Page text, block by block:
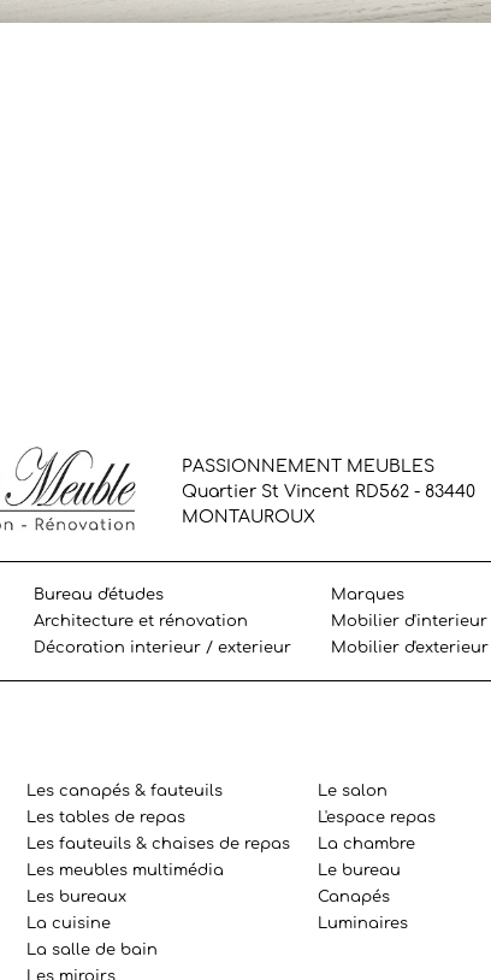
PASSIONNEMENT MEUBLES
Quartier St Vincent RD562 - 83440
MONTAUROUX
Bureau d'études
Architecture et rénovation
Décoration interieur / exterieur
Marques
Mobilier d'interieur
Mobilier d'exterieur
Les canapés & fauteuils
Les tables de repas
Les fauteuils & chaises de repas
Les meubles multimédia
Les bureaux
La cuisine
La salle de bain
Les miroirs
Le salon
L'espace repas
La chambre
Le bureau
Canapés
Luminaires